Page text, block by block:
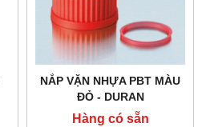
NẮP VẶN NHỰA PBT MÀU
ĐỎ - DURAN
Hàng có sẵn